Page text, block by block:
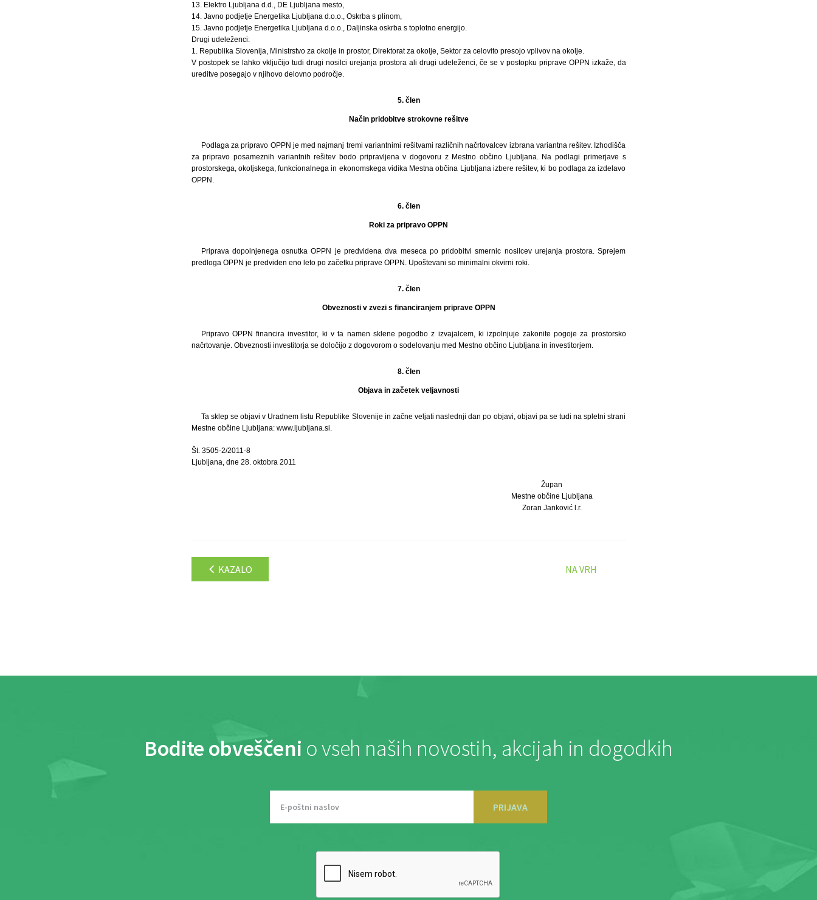
13. Elektro Ljubljana d.d., DE Ljubljana mesto,
14. Javno podjetje Energetika Ljubljana d.o.o., Oskrba s plinom,
15. Javno podjetje Energetika Ljubljana d.o.o., Daljinska oskrba s toplotno energijo.
Drugi udeleženci:
1. Republika Slovenija, Ministrstvo za okolje in prostor, Direktorat za okolje, Sektor za celovito presojo vplivov na okolje.
V postopek se lahko vključijo tudi drugi nosilci urejanja prostora ali drugi udeleženci, če se v postopku priprave OPPN izkaže, da
ureditve posegajo v njihovo delovno področje.
5. člen
Način pridobitve strokovne rešitve
Podlaga za pripravo OPPN je med najmanj tremi variantnimi rešitvami različnih načrtovalcev izbrana variantna rešitev. Izhodišča
za pripravo posameznih variantnih rešitev bodo pripravljena v dogovoru z Mestno občino Ljubljana. Na podlagi primerjave s
prostorskega, okoljskega, funkcionalnega in ekonomskega vidika Mestna občina Ljubljana izbere rešitev, ki bo podlaga za izdelavo
OPPN.
6. člen
Roki za pripravo OPPN
Priprava dopolnjenega osnutka OPPN je predvidena dva meseca po pridobitvi smernic nosilcev urejanja prostora. Sprejem
predloga OPPN je predviden eno leto po začetku priprave OPPN. Upoštevani so minimalni okvirni roki.
7. člen
Obveznosti v zvezi s financiranjem priprave OPPN
Pripravo OPPN financira investitor, ki v ta namen sklene pogodbo z izvajalcem, ki izpolnjuje zakonite pogoje za prostorsko
načrtovanje. Obveznosti investitorja se določijo z dogovorom o sodelovanju med Mestno občino Ljubljana in investitorjem.
8. člen
Objava in začetek veljavnosti
Ta sklep se objavi v Uradnem listu Republike Slovenije in začne veljati naslednji dan po objavi, objavi pa se tudi na spletni strani
Mestne občine Ljubljana: www.ljubljana.si.
Št. 3505-2/2011-8
Ljubljana, dne 28. oktobra 2011
Župan
Mestne občine Ljubljana
Zoran Janković l.r.
KAZALO NA VRH
Bodite obveščeni o vseh naših novostih, akcijah in dogodkih
PRIJAVA